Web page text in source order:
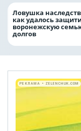
Ловушка
как удалось
воронежскую
долгов
РЕКЛАМА • ZELENCHUK.COM